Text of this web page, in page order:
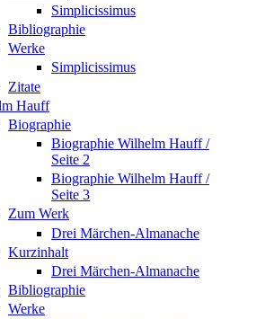
Simplicissimus
Bibliographie
Werke
Simplicissimus
Zitate
Hauff
Biographie
Biographie Wilhelm Hauff /
Seite 2
Biographie Wilhelm Hauff /
Seite 3
Zum Werk
Drei Märchen-Almanache
Kurzinhalt
Drei Märchen-Almanache
Bibliographie
Werke